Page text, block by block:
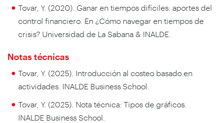
Tovar, Y. (2020). Ganar en tiempos difíciles: aportes del
control financiero. En ¿Cómo navegar en tiempos de
crisis? Universidad de La Sabana & INALDE.
Notas técnicas
Tovar, Y. (2025). Introducción al costeo basado en
actividades. INALDE Business School.
Tovar, Y. (2025). Nota técnica: Tipos de gráficos.
INALDE Business School.